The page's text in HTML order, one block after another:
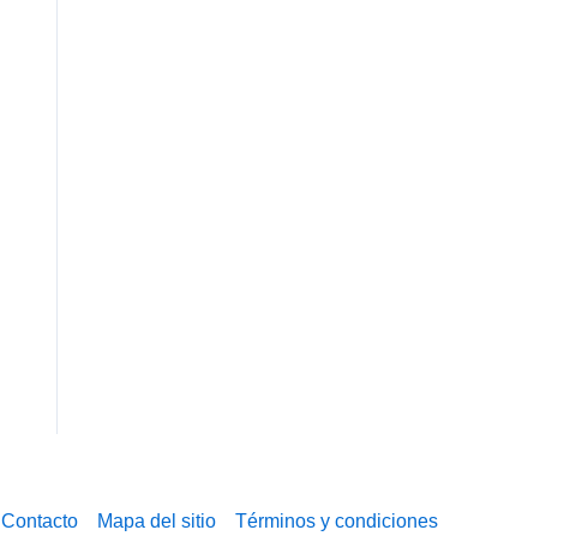
Contacto Mapa del sitio Términos y condiciones